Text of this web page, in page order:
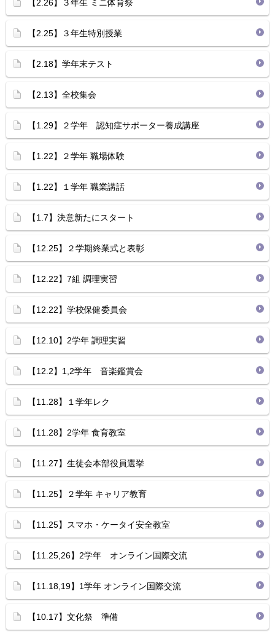
【2.26】３年生 ミニ体育祭
【2.25】３年生特別授業
【2.18】学年末テスト
【2.13】全校集会
【1.29】２学年 認知症サポーター養成講座
【1.22】２学年 職場体験
【1.22】１学年 職業講話
【1.7】決意新たにスタート
【12.25】２学期終業式と表彰
【12.22】7組 調理実習
【12.22】学校保健委員会
【12.10】2学年 調理実習
【12.2】1,2学年 音楽鑑賞会
【11.28】１学年レク
【11.28】2学年 食育教室
【11.27】生徒会本部役員選挙
【11.25】２学年 キャリア教育
【11.25】スマホ・ケータイ安全教室
【11.25,26】2学年 オンライン国際交流
【11.18,19】1学年 オンライン国際交流
【10.17】文化祭 準備